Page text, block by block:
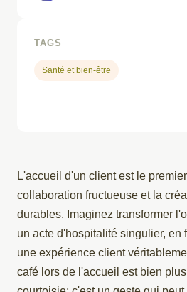
L'accueil d'un client est le
collaboration fructueuse et la
durables. Imaginez transformer
un acte d'hospitalité singulier, en
une expérience client
café lors de l'accueil est bien
TAGS
Santé et bien-être